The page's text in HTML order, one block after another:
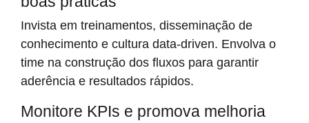
Invista em treinamentos, disseminação de
conhecimento e cultura data-driven. Envolva o
time na construção dos fluxos para garantir
aderência e resultados rápidos.
Monitore KPIs e promova melhoria